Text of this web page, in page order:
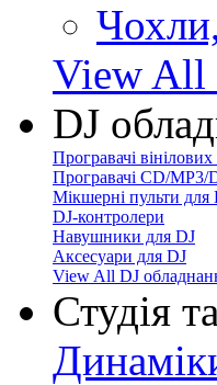
View All
DJ
Програвачі
Програвачі CD/MP3/
Мікшерні пульти для
DJ-контролери
Навушники для DJ
Аксесуари для DJ
View All DJ
Студія